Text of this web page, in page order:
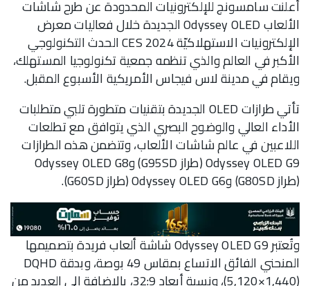
أعلنت سامسونج للإلكترونيات المحدودة عن طرح شاشات
الألعاب Odyssey OLED الجديدة خلال فعاليات معرض
الإلكترونيات الاستهلاكيّة CES 2024 الحدث التكنولوجي
الأكبر في العالم والذي تنظمه جمعية تكنولوجيا المستهلك،
ويقام في مدينة لاس فيجاس الأمريكية الأسبوع المقبل.
تأتي طرازات OLED الجديدة بتقنيات متطورة تلبي متطلبات
الأداء العالي والوضوح البصري الذي يتوافق مع تطلعات
اللاعبين في عالم شاشات الألعاب، وتتضمن هذه الطرازات
Odyssey OLED G9 (طراز G95SD) وOdyssey OLED G8
(طراز G80SD) وOdyssey OLED G6 (طراز G60SD).
وتُعتبر Odyssey OLED G9 شاشة ألعاب فريدة بتصميمها
المنحني الفائق الاتساع بمقاس 49 بوصة، وبدقة DQHD
(5,120×1,440)، ونسبة أبعاد 32:9، بالإضافة إلى العديد من